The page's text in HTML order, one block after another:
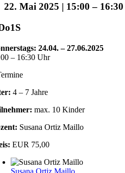
22. Mai 2025 | 15:00 – 16:30
24.04. – 27.06.2025
– 16:30 Uhr
4 – 7 Jahre
max. 10 Kinder
Susana Ortiz Maillo
EUR 75,00
Susana Ortiz Maillo